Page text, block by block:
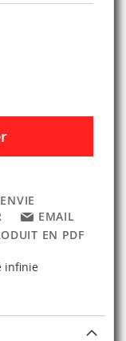
EMAIL
EN PDF
infinie